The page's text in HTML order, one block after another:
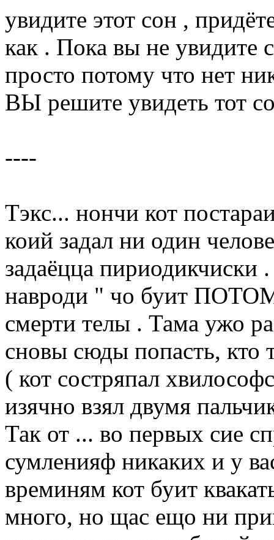
увидите этот сон ,
как . Пока вы не увидите
просто потому что нет
ВЫ решите увидеть тот
----
Тэкс... нончи кот
коий задал ни один
задаёцца
навроди " чо буит
смерти телы . Тама ужо
сновы сюды попасть, кто
( кот состряпал
изячно взял двумя
Так от ... во первых сие
сумленияф никаких и у
времиням кот буит
много, но щас ещо ни